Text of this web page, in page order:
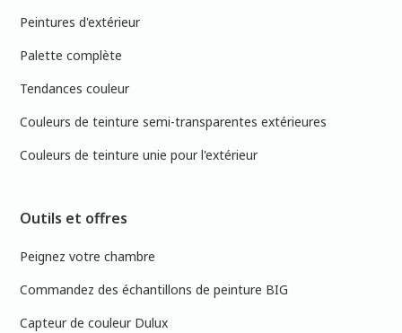
Peintures d'extérieur
Palette complète
Tendances couleur
Couleurs de teinture semi-transparentes extérieures
Couleurs de teinture unie pour l'extérieur
Outils et offres
Peignez votre chambre
Commandez des échantillons de peinture BIG
Capteur de couleur Dulux